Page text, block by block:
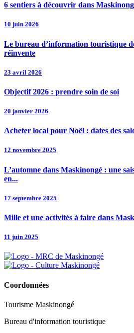
6 sentiers à découvrir dans
10 juin 2026
Le bureau d’information touristique
réinvente
23 avril 2026
Objectif 2026 : prendre soin de soi
20 janvier 2026
Acheter local pour Noël : dates des
12 novembre 2025
L’automne dans Maskinongé : une
en...
17 septembre 2025
Mille et une activités à faire dans
11 juin 2025
Coordonnées
Tourisme Maskinongé
Bureau d'information touristique